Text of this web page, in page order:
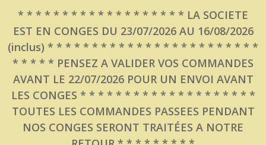
* * * * * * * * * * * * * * * * * * * LA SOCIETE
EST EN CONGES DU 23/07/2026 AU 16/08/2026
(inclus) * * * * * * * * * * * * * * * * * * * * * * * *
* * * * * PENSEZ A VALIDER VOS COMMANDES
AVANT LE 22/07/2026 POUR UN ENVOI AVANT
LES CONGES * * * * * * * * * * * * * * * * * * * *
TOUTES LES COMMANDES PASSEES PENDANT
NOS CONGES SERONT TRAITÉES A NOTRE